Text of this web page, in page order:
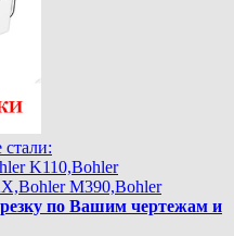
K110,Bohler
М390,Bohler
по Вашим чертежам и